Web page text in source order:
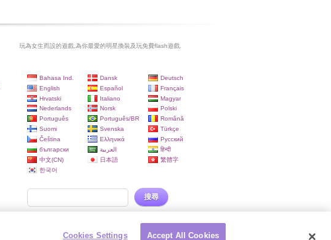
玩為女生而設的遊戲,為你最愛的明星換裝及玩免費flash遊戲.
Bahasa Ind. Dansk
Deutsch
English
Español
Français
Hrvatski
Italiano
Magyar
Nederlands
Norsk
Polski
Português
Português/BR
Română
Suomi
Svenska
Türkçe
Čeština
Ελληνικά
Русский
български
العربية
हिन्दी
中文(CN)
日本語
繁體字
한국어
搜尋
Cookies Settings Accept All Cookies